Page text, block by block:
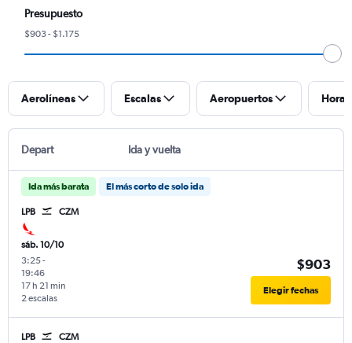
Presupuesto
$903 - $1.175
Aerolíneas Escalas Aeropuertos
Depart Ida y vuelta
Ida más barata El más corto de solo ida
LPB CZM
sáb. 10/10
3:25-
19:46
2 escalas
17 h 21 min
$903
Elegir fechas
LPB CZM